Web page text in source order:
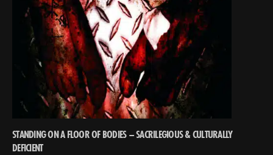
STANDING ON A FLOOR OF BODIES – SACRILEGIOUS & CULTURALLY
DEFICIENT